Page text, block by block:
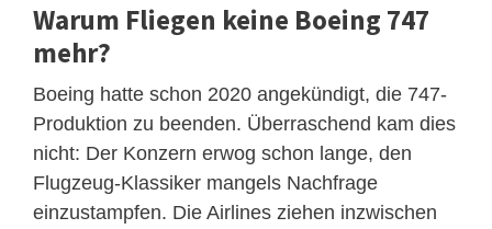
Warum Fliegen keine Boeing 747
mehr?
Boeing hatte schon 2020 angekündigt, die 747-
Produktion zu beenden. Überraschend kam dies
nicht: Der Konzern erwog schon lange, den
Flugzeug-Klassiker mangels Nachfrage
einzustampfen. Die Airlines ziehen inzwischen